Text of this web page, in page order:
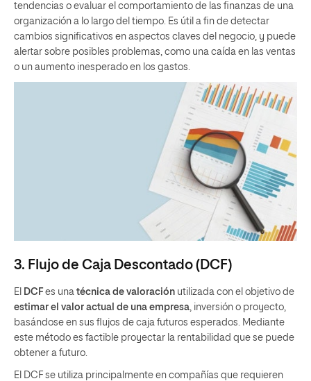
tendencias o evaluar el comportamiento de las finanzas de una
organización a lo largo del tiempo. Es útil a fin de detectar
cambios significativos en aspectos claves del negocio, y puede
alertar sobre posibles problemas, como una caída en las ventas
o un aumento inesperado en los gastos.
3. Flujo de Caja Descontado (DCF)
El DCF es una técnica de valoración utilizada con el objetivo de
estimar el valor actual de una empresa, inversión o proyecto,
basándose en sus flujos de caja futuros esperados. Mediante
este método es factible proyectar la rentabilidad que se puede
obtener a futuro.
El DCF se utiliza principalmente en compañías que requieren